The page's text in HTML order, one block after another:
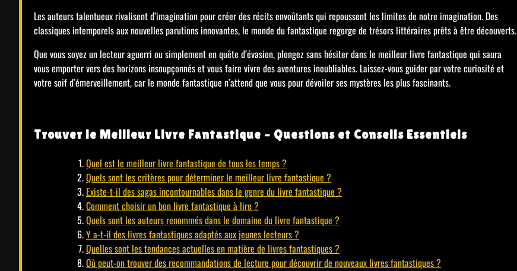
Les auteurs talentueux rivalisent d’imagination pour créer des récits envoûtants qui repoussent les limites de notre imagination. Des
classiques intemporels aux nouvelles parutions innovantes, le monde du fantastique regorge de trésors littéraires prêts à être découverts.
Que vous soyez un lecteur aguerri ou simplement en quête d’évasion, plongez sans hésiter dans le meilleur livre fantastique qui saura
vous emporter vers des horizons insoupçonnés et vous faire vivre des aventures inoubliables. Laissez-vous guider par votre curiosité et
votre soif d’émerveillement, car le monde fantastique n’attend que vous pour dévoiler ses mystères les plus fascinants.
Trouver le Meilleur Livre Fantastique – Questions et Conseils Essentiels
Quel est le meilleur livre fantastique de tous les temps ?
Quels sont les critères pour déterminer le meilleur livre fantastique ?
Existe-t-il des sagas incontournables dans le genre du livre fantastique ?
Comment choisir un bon livre fantastique à lire ?
Quels sont les auteurs renommés dans le domaine du livre fantastique ?
Y a-t-il des livres fantastiques adaptés aux jeunes lecteurs ?
Quelles sont les tendances actuelles en matière de livres fantastiques ?
Où peut-on trouver des recommandations de lecture pour découvrir de nouveaux livres fantastiques ?